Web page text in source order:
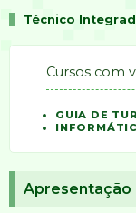
Técnico
Cursos com
GUIA DE
Apresentação